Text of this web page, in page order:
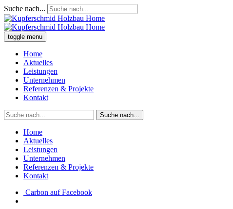
Suche nach...
toggle menu
Home
Aktuelles
Leistungen
Unternehmen
Referenzen & Projekte
Kontakt
Suche nach...
Home
Aktuelles
Leistungen
Unternehmen
Referenzen & Projekte
Kontakt
Carbon auf Facebook